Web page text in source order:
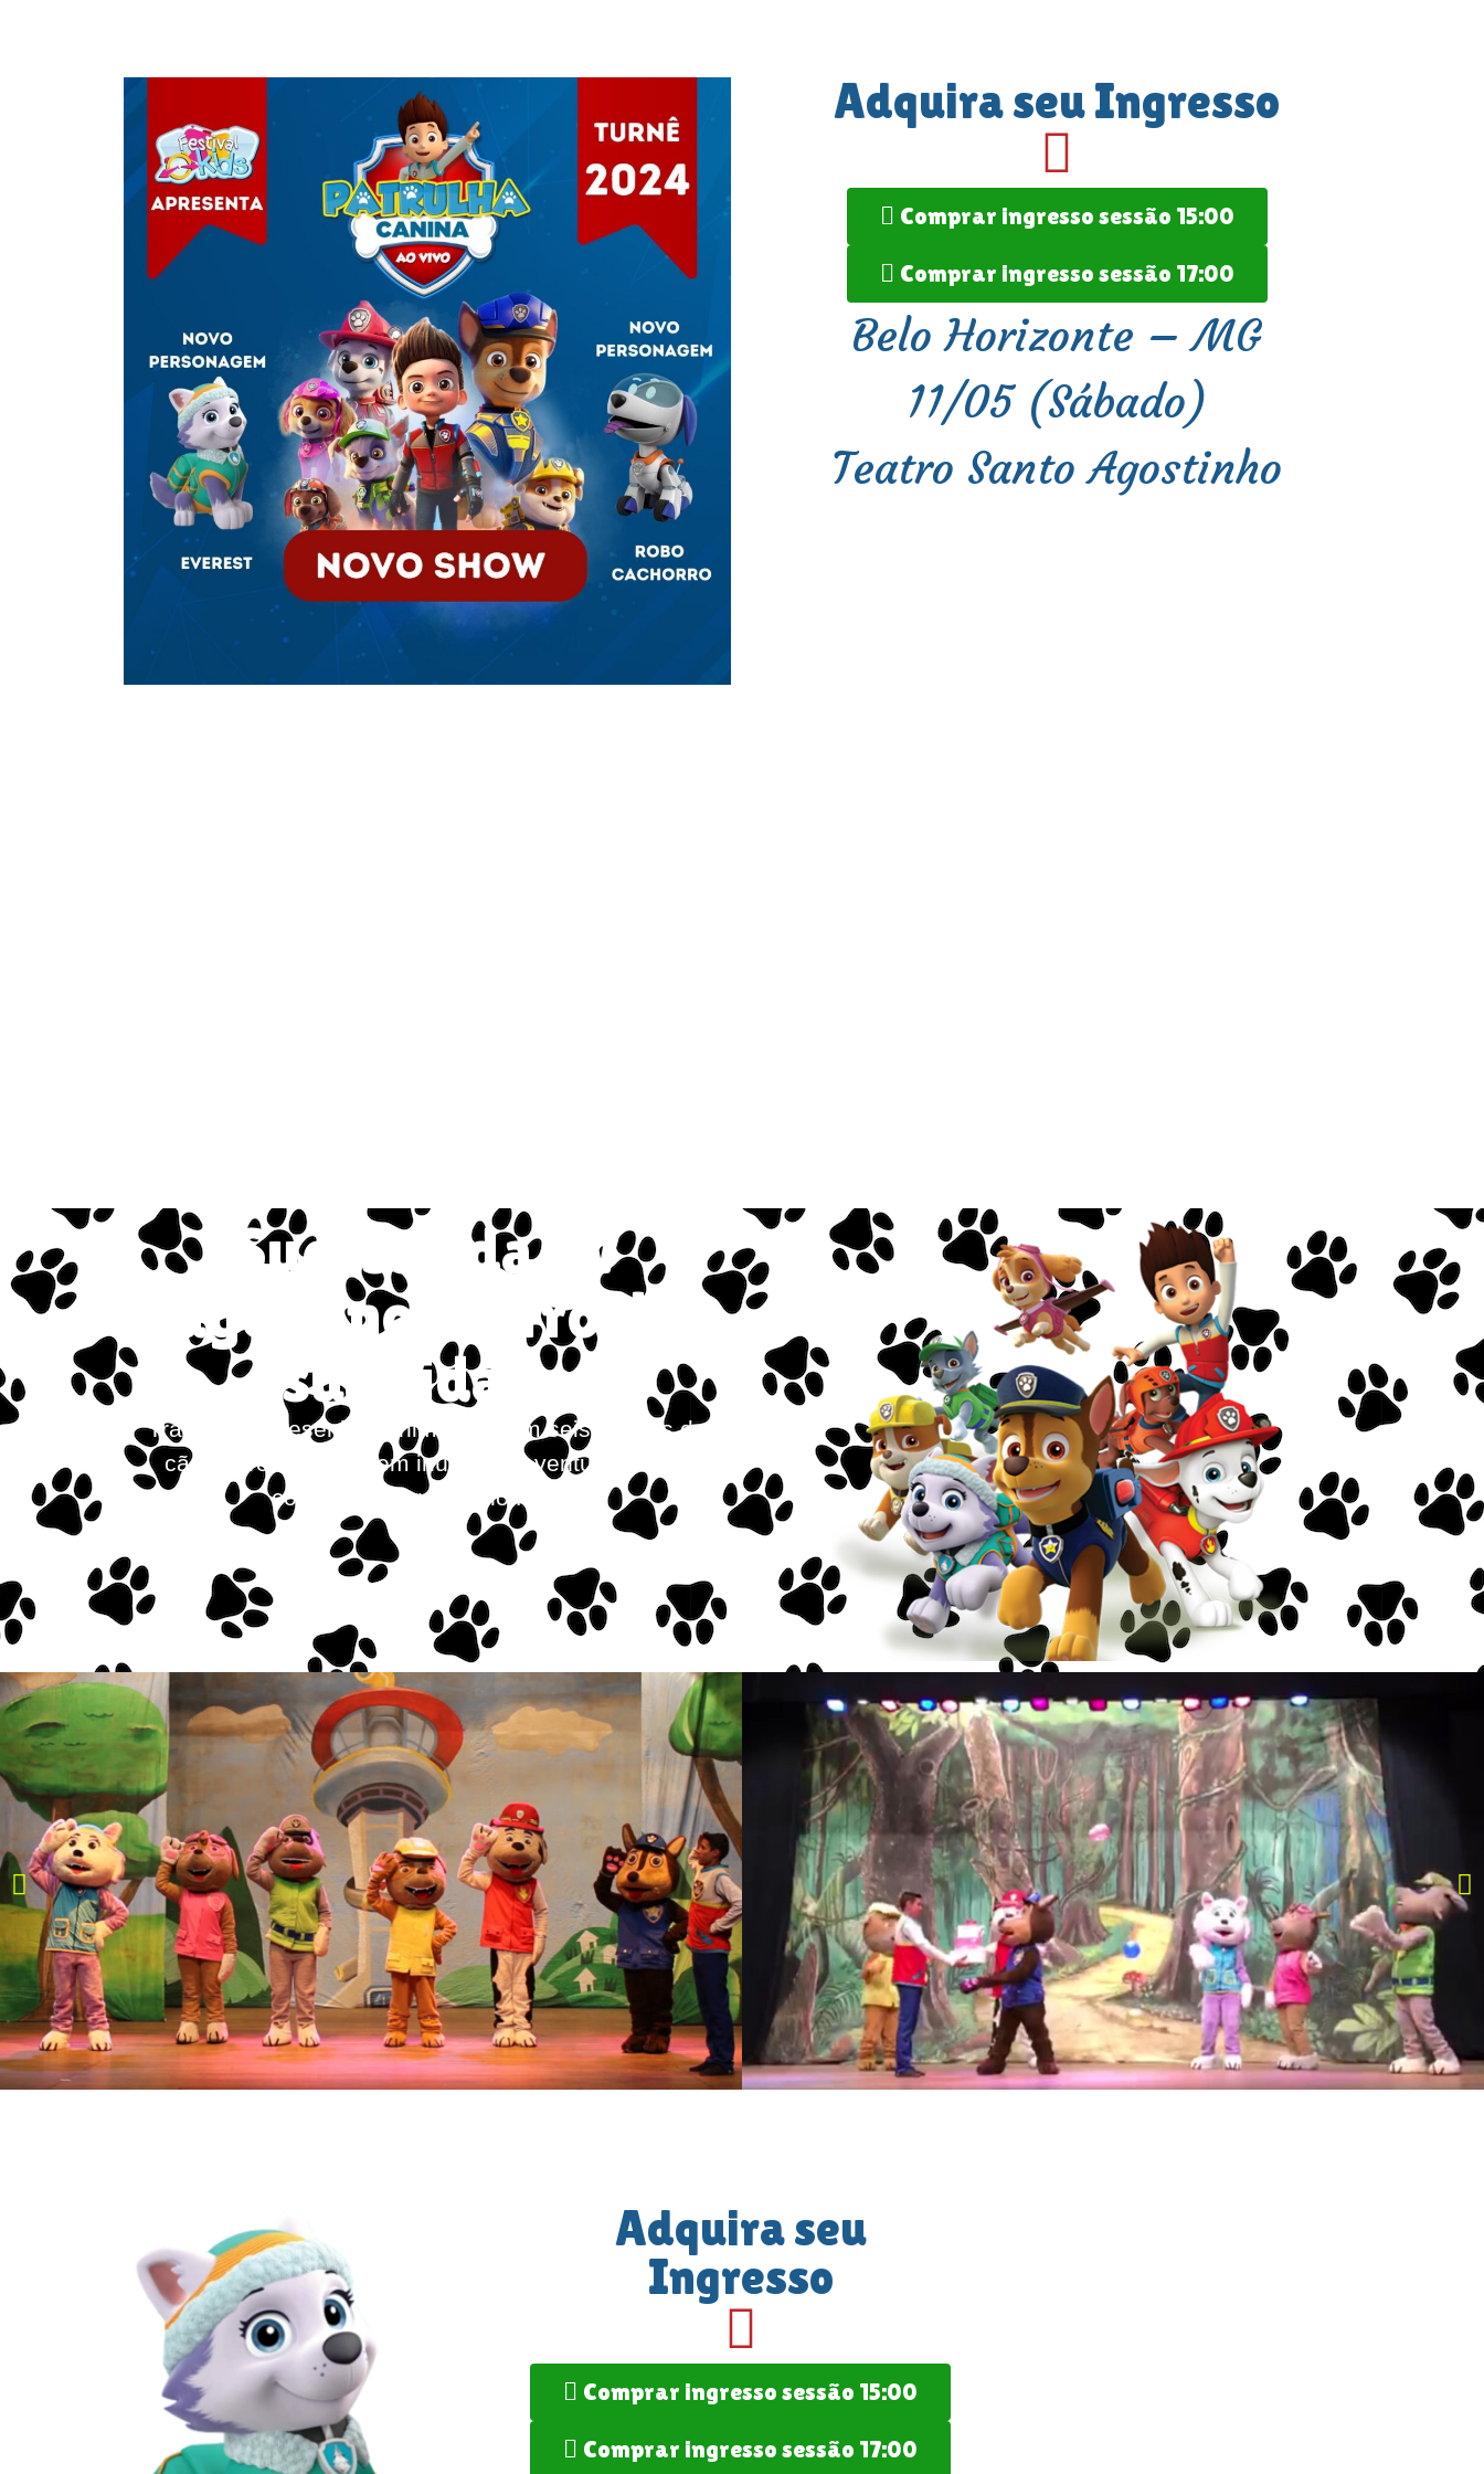
Adquira seu Ingresso
Comprar ingresso sessão 15:00
Comprar ingresso sessão 17:00
Belo Horizonte – MG
11/05 (Sábado)
Teatro Santo Agostinho
Sucesso da TV
agora no teatro da
sua cidade
Trata-se de desenhos animados com seis filhotes de
cães heróis, que vivem inúmeras aventuras sob o
comando do garotinho Ryder.
Adquira seu
Ingresso
Comprar ingresso sessão 15:00
Comprar ingresso sessão 17:00